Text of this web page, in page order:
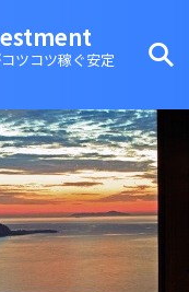
ツコツ稼ぐ安定